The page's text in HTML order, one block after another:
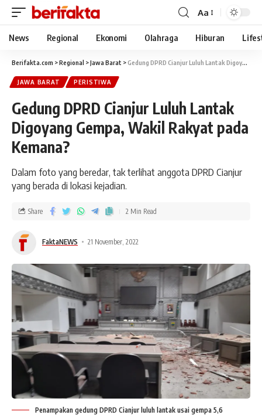
Aa
News Regional Ekonomi Olahraga Hiburan
Berifakta.com >Regional >Jawa Barat >Gedung DPRD Cianjur Luluh Lantak Digoyang Gempa, Wakil Rakyat pada Kemana?
JAWA BARAT PERISTIWA
Gedung DPRD Cianjur Luluh Lantak
Digoyang Gempa, Wakil Rakyat pada
Kemana?
Dalam foto yang beredar, tak terlihat anggota DPRD Cianjur
yang berada di lokasi kejadian.
FaktaNEWS 21 November, 2022
Share 2 Min Read
Penampakan gedung DPRD Cianjur luluh lantak usai gempa 5,6